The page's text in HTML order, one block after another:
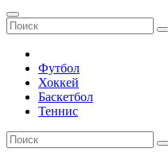
Футбол
Хоккей
Баскетбол
Теннис